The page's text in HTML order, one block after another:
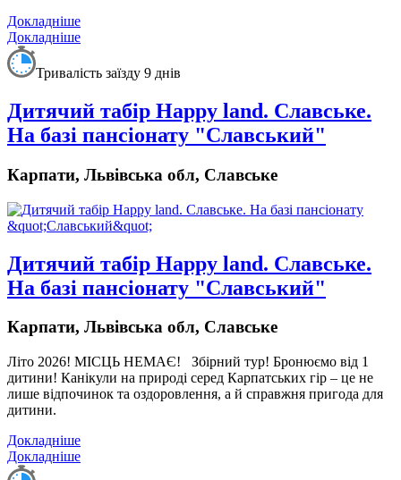
Докладніше
Докладніше
Тривалість заїзду 9 днів
Дитячий табiр Happy land. Славське.
На базі пансіонату "Славський"
Карпати, Львівська обл, Славське
Дитячий табiр Happy land. Славське.
На базі пансіонату "Славський"
Карпати, Львівська обл, Славське
Літо 2026! МІСЦЬ НЕМАЄ! Збірний тур! Бронюємо від 1
дитини! Канікули на природі серед Карпатських гір – це не
лише відпочинок та оздоровлення, а й справжня пригода для
дитини.
Докладніше
Докладніше